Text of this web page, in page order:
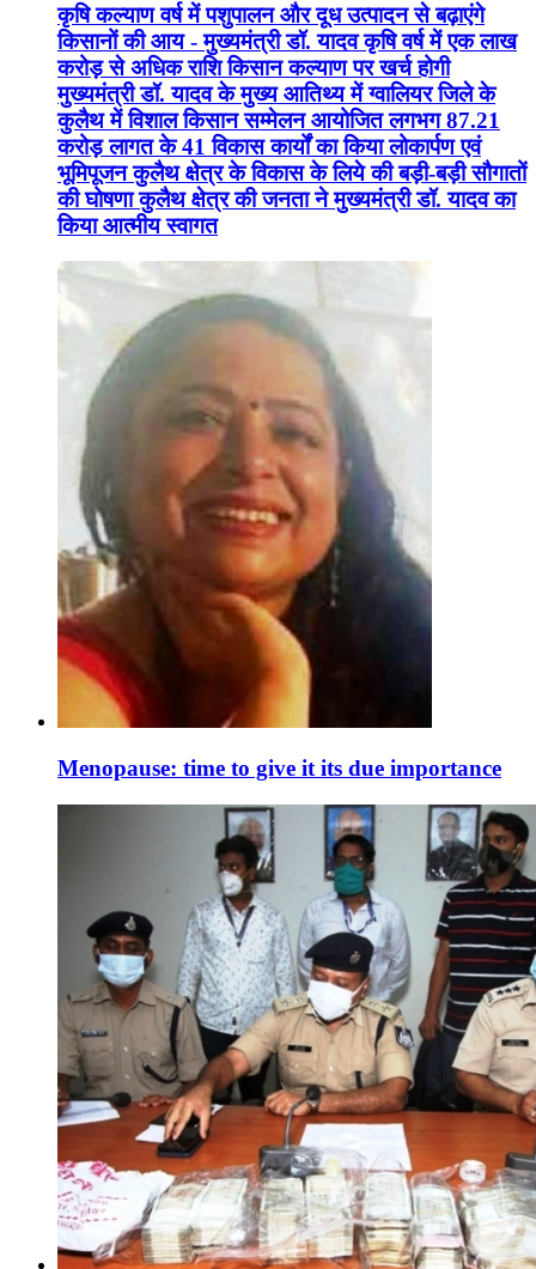
कृषि कल्याण वर्ष में पशुपालन और दूध उत्पादन से बढ़ाएंगे
किसानों की आय - मुख्यमंत्री डॉ. यादव कृषि वर्ष में एक लाख
करोड़ से अधिक राशि किसान कल्याण पर खर्च होगी
मुख्यमंत्री डॉ. यादव के मुख्य आतिथ्य में ग्वालियर जिले के
कुलैथ में विशाल किसान सम्मेलन आयोजित लगभग 87.21
करोड़ लागत के 41 विकास कार्यों का किया लोकार्पण एवं
भूमिपूजन कुलैथ क्षेत्र के विकास के लिये की बड़ी-बड़ी सौगातों
की घोषणा कुलैथ क्षेत्र की जनता ने मुख्यमंत्री डॉ. यादव का
किया आत्मीय स्वागत
Menopause: time to give it its due importance